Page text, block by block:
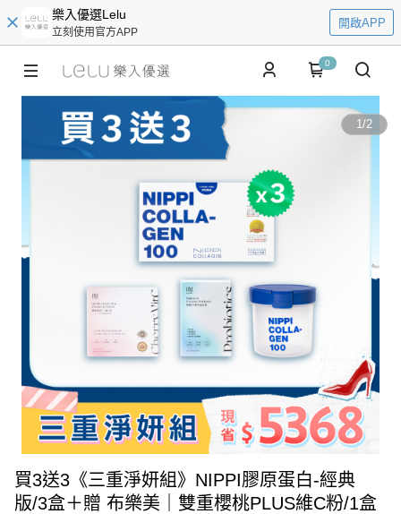
樂入優選Lelu
立刻使用官方APP
開啟APP
0
1/2
買3送3《三重淨妍組》NIPPI膠原蛋白-經典
版/3盒＋贈 布樂美｜雙重櫻桃PLUS維C粉/1盒